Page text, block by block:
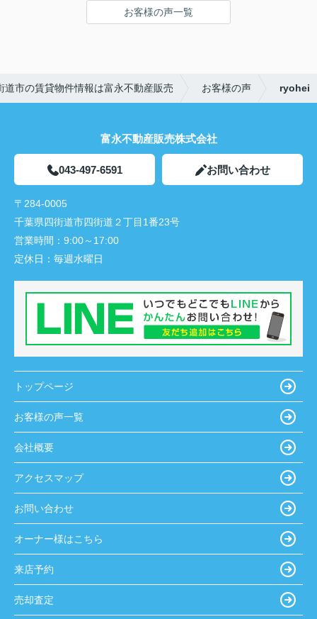
お客様の声一覧
道市の賃貸物件情報は富永不動産販売 お客様の声 ryohei
富永不動産販売株式会社
043-497-6591 お問い合わせ
〒284-0005
千葉県四街道市四街道２丁目1番23号
営業時間： 9:00～17:00
定休日： 毎週水曜日
トップページ
お客様の声一覧
会社概要
アクセスマップ
お問い合わせ
オーナー様はこちら
来店予約
売却査定